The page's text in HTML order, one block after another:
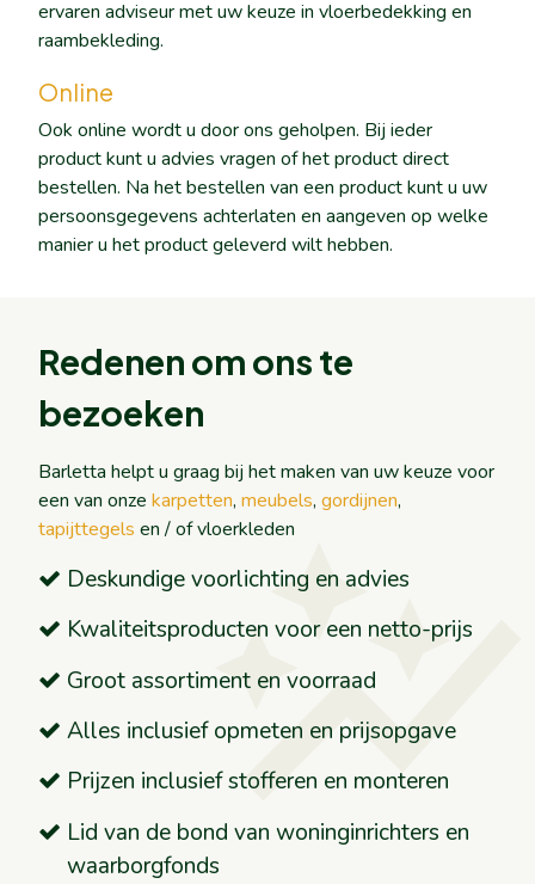
ervaren adviseur met uw keuze in vloerbedekking en
raambekleding.
Online
Ook online wordt u door ons geholpen. Bij ieder
product kunt u advies vragen of het product direct
bestellen. Na het bestellen van een product kunt u uw
persoonsgegevens achterlaten en aangeven op welke
manier u het product geleverd wilt hebben.
Redenen om ons te
bezoeken
Barletta helpt u graag bij het maken van uw keuze voor
een van onze karpetten, meubels, gordijnen,
tapijttegels en / of vloerkleden
Deskundige voorlichting en advies
Kwaliteitsproducten voor een netto-prijs
Groot assortiment en voorraad
Alles inclusief opmeten en prijsopgave
Prijzen inclusief stofferen en monteren
Lid van de bond van woninginrichters en
waarborgfondsauto_graph